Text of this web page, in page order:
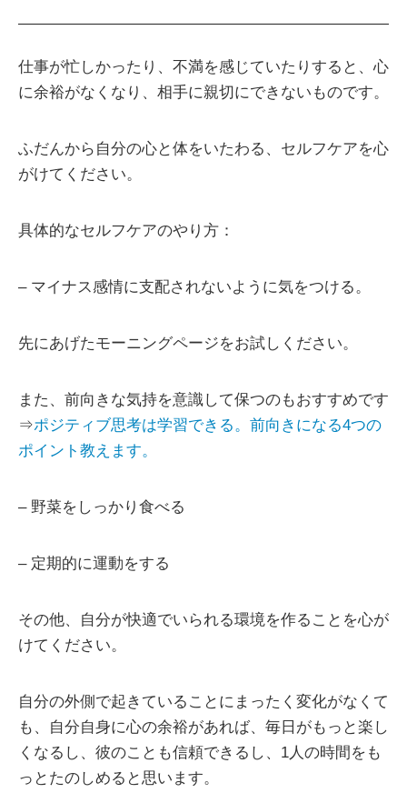
仕事が忙しかったり、不満を感じていたりすると、心
に余裕がなくなり、相手に親切にできないものです。
ふだんから自分の心と体をいたわる、セルフケアを心
がけてください。
具体的なセルフケアのやり方：
– マイナス感情に支配されないように気をつける。
先にあげたモーニングページをお試しください。
また、前向きな気持を意識して保つのもおすすめです
⇒ポジティブ思考は学習できる。前向きになる4つの
ポイント教えます。
– 野菜をしっかり食べる
– 定期的に運動をする
その他、自分が快適でいられる環境を作ることを心が
けてください。
自分の外側で起きていることにまったく変化がなくて
も、自分自身に心の余裕があれば、毎日がもっと楽し
くなるし、彼のことも信頼できるし、1人の時間をも
っとたのしめると思います。